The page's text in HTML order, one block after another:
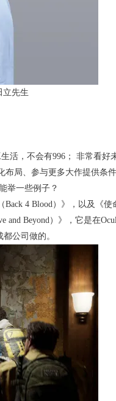
立先生
活，不会有996； 非常看好
局、参与更多大作提供条件
举一些例子？
4 Blood）》，以及《
Beyond）》，它是在
公司做的。